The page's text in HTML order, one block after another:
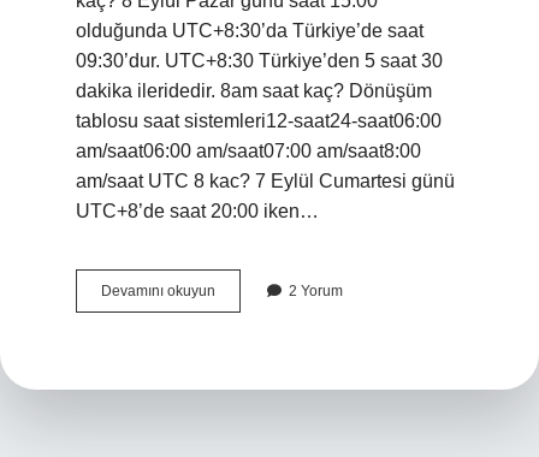
olduğunda UTC+8:30’da Türkiye’de saat
09:30’dur. UTC+8:30 Türkiye’den 5 saat 30
dakika ileridedir. 8am saat kaç? Dönüşüm
tablosu saat sistemleri12-saat24-saat06:00
am/saat06:00 am/saat07:00 am/saat8:00
am/saat UTC 8 kac? 7 Eylül Cumartesi günü
UTC+8’de saat 20:00 iken…
Devamını okuyun
8
2 Yorum